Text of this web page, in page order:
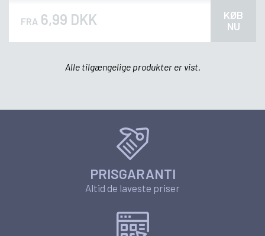
FRA 6,99 DKK
KØB
NU
Alle tilgængelige produkter er vist.
PRISGARANTI
Altid de laveste priser